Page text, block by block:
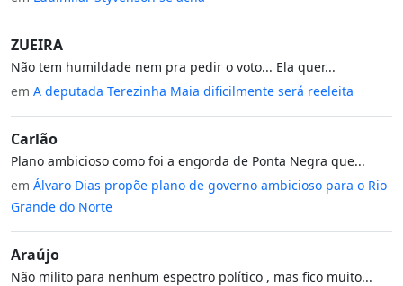
ZUEIRA
Não tem humildade nem pra pedir o voto... Ela quer...
em A deputada Terezinha Maia dificilmente será reeleita
Carlão
Plano ambicioso como foi a engorda de Ponta Negra que...
em Álvaro Dias propõe plano de governo ambicioso para o Rio
Grande do Norte
Araújo
Não milito para nenhum espectro político , mas fico muito...